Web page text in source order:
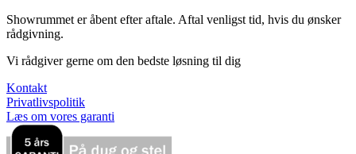
Showrummet er åbent efter aftale. Aftal venligst tid, hvis du ønsker
rådgivning.
Vi rådgiver gerne om den bedste løsning til dig
Kontakt
Privatlivspolitik
Læs om vores garanti